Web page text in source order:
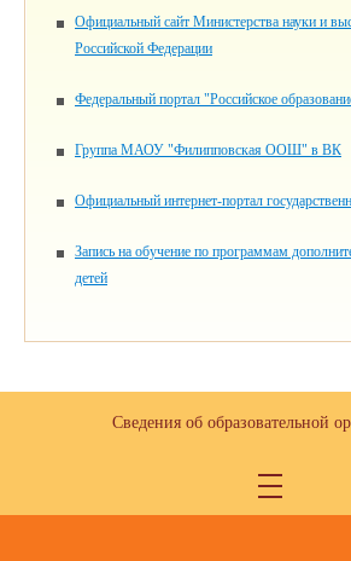
Официальный сайт Министерства науки и
Российской Федерации
Федеральный портал "Российское
Группа МАОУ "Филипповская ООШ" в ВК
Официальный интернет-портал
Запись на обучение по программам
детей
Сведения об образовательной